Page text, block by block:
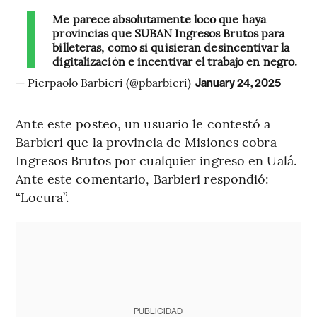
Me parece absolutamente loco que haya
provincias que SUBAN Ingresos Brutos para
billeteras, como si quisieran desincentivar la
digitalización e incentivar el trabajo en negro.
— Pierpaolo Barbieri (@pbarbieri) January 24, 2025
Ante este posteo, un usuario le contestó a
Barbieri que la provincia de Misiones cobra
Ingresos Brutos por cualquier ingreso en Ualá.
Ante este comentario, Barbieri respondió:
“Locura”.
PUBLICIDAD